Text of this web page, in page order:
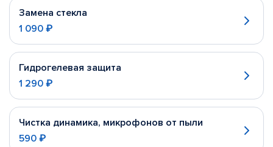
Замена стекла
1 090 ₽
Гидрогелевая защита
1 290 ₽
Чистка динамика, микрофонов от пыли
590 ₽